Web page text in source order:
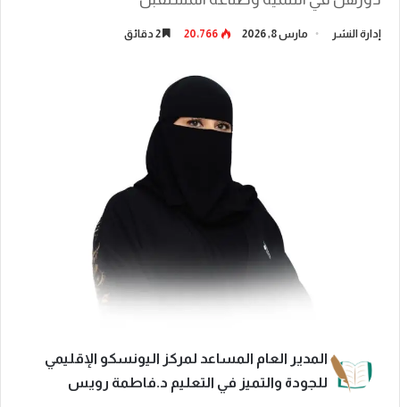
إدارة النشر مارس 8, 2026 20٬766
المدير العام المساعد لمركز اليونسكو الإقليمي
للجودة والتميز في التعليم د.فاطمة رويس